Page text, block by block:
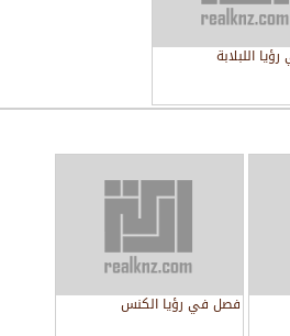
اللبلابة
فصل في رؤيا الكنس